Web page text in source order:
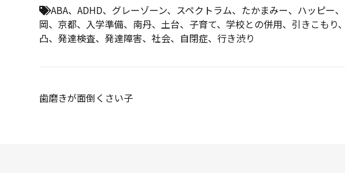
ABA、 ADHD、 グレーゾーン、 スペクトラム、 たかまみー、 ハッピー、
岡、 京都、 入学準備、 南丹、 土台、 子育て、 学校との併用、 引きこもり、
凸、 発達検査、 発達障害、 社会、 自閉症、 行き渋り
投
歯磨きが面倒くさい子